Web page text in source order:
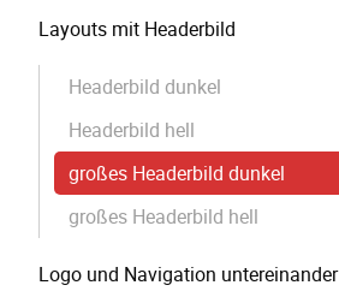
Layouts mit Headerbild
Headerbild dunkel
Headerbild hell
großes Headerbild dunkel
großes Headerbild hell
Logo und Navigation untereinander